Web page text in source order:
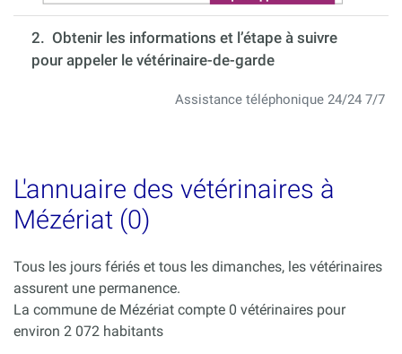
2. Obtenir les informations et l’étape à suivre
pour appeler le vétérinaire-de-garde
Assistance téléphonique 24/24 7/7
L'annuaire des vétérinaires à
Mézériat (0)
Tous les jours fériés et tous les dimanches, les vétérinaires
assurent une permanence.
La commune de Mézériat compte 0 vétérinaires pour
environ 2 072 habitants